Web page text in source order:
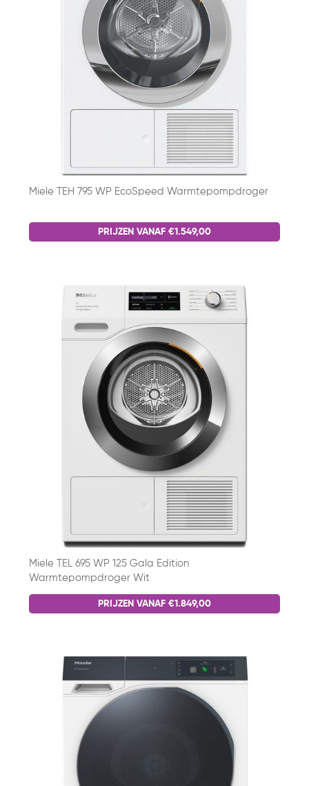
Miele TEH 795 WP EcoSpeed Warmtepompdroger
PRIJZEN VANAF €1.549,00
Miele TEL 695 WP 125 Gala Edition
Warmtepompdroger Wit
PRIJZEN VANAF €1.849,00